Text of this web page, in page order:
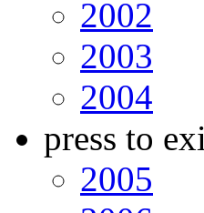
2002
2003
2004
press to
2005